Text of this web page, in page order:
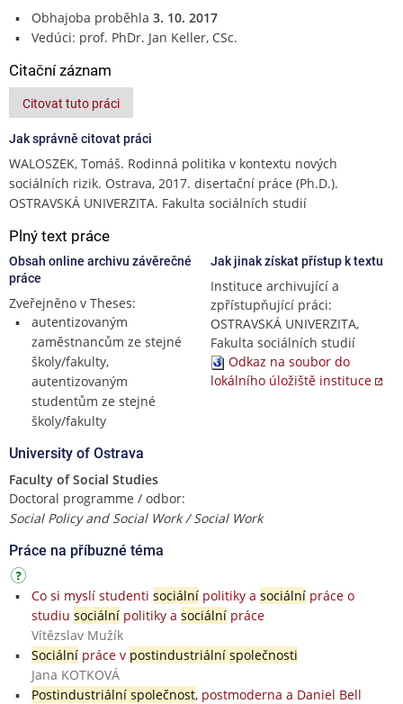
Obhajoba proběhla 3. 10. 2017
Vedúci: prof. PhDr. Jan Keller, CSc.
Citační záznam
Citovat tuto práci
Jak správně citovat práci
WALOSZEK, Tomáš. Rodinná politika v kontextu nových
sociálních rizik. Ostrava, 2017. disertační práce (Ph.D.).
OSTRAVSKÁ UNIVERZITA. Fakulta sociálních studií
Plný text práce
Obsah online archivu závěrečné
práce
Zveřejněno v Theses:
autentizovaným
zaměstnancům ze stejné
školy/fakulty,
autentizovaným
studentům ze stejné
školy/fakulty
Jak jinak získat přístup k textu
Instituce archivující a
zpřístupňující práci:
OSTRAVSKÁ UNIVERZITA,
Fakulta sociálních studií
Odkaz na soubor do
lokálního úložiště instituce
University of Ostrava
Faculty of Social Studies
Doctoral programme / odbor:
Social Policy and Social Work / Social Work
Práce na příbuzné téma
Co si myslí studenti sociálnípolitiky a sociálnípráce o
studiu sociálnípolitiky a sociálnípráce
Vítězslav Mužík
Sociálnípráce v postindustriální společnosti
Jana KOTKOVÁ
Postindustriální společnost, postmoderna a Daniel Bell